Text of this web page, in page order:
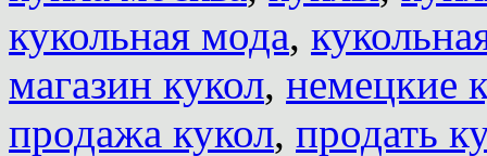
кукольная мода,
магазин кукол, немецкие
продажа кукол, продать